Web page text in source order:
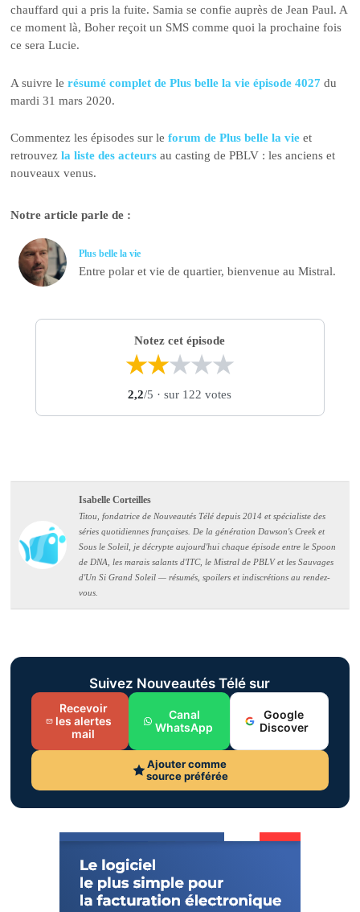
chauffard qui a pris la fuite. Samia se confie auprès de Jean Paul. A
ce moment là, Boher reçoit un SMS comme quoi la prochaine fois
ce sera Lucie.
A suivre lerésumé complet de Plus belle la vie épisode 4027 du
mardi 31 mars 2020.
Commentez les épisodes sur le forum de Plus belle la vie et
retrouvezla liste des acteurs au casting de PBLV : les anciens et
nouveaux venus.
Notre article parle de :
Plus belle la vie
Entre polar et vie de quartier, bienvenue au Mistral.
Notez cet épisode
★★★★★
2,2/5 · sur 122 votes
Isabelle Corteilles
Titou, fondatrice de Nouveautés Télé depuis 2014 et spécialiste des
séries quotidiennes françaises. De la génération Dawson's Creek et
Sous le Soleil, je décrypte aujourd'hui chaque épisode entre le Spoon
de DNA, les marais salants d'ITC, le Mistral de PBLV et les Sauvages
d'Un Si Grand Soleil — résumés, spoilers et indiscrétions au rendez-
vous.
Suivez Nouveautés Télé sur
Recevoir
les alertes
mail
Canal
WhatsApp
Google
Discover
Ajouter comme
source préférée